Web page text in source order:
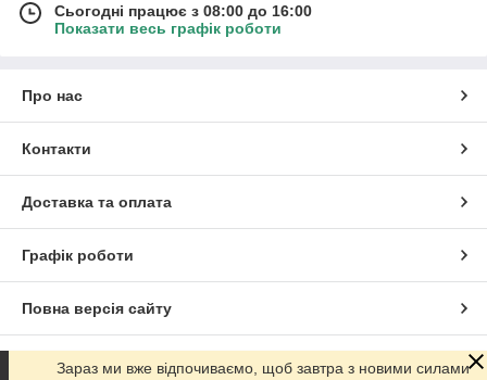
Сьогодні працює з 08:00 до 16:00
Показати весь графік роботи
Про нас
Контакти
Доставка та оплата
Графік роботи
Повна версія сайту
Сайт створено на маркетплейсі Prom.ua
Зараз ми вже відпочиваємо, щоб завтра з новими силами